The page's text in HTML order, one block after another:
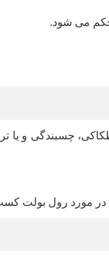
می شود.
چسبندگی و یا
در مورد رول بولت